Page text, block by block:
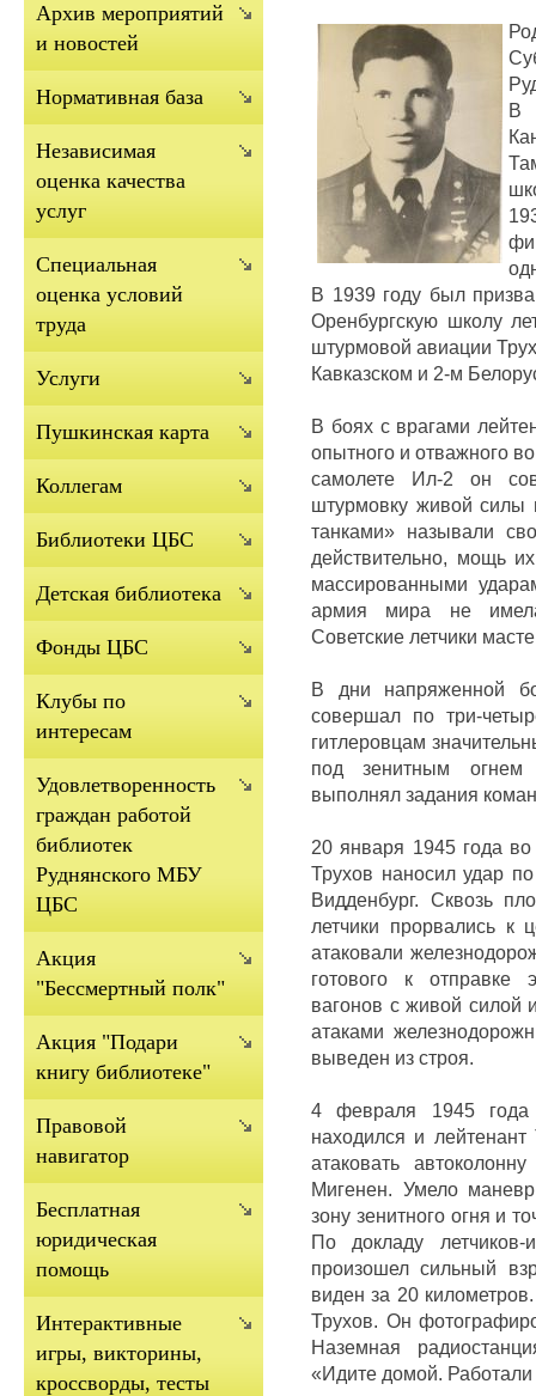
В
В 1939 году был
Оренбургскую школу
штурмовой авиации
Кавказском и 2-м
В боях с врагами
опытного и отважного
самолете Ил-2 он
штурмовку живой силы
танками» называли
действительно, мощь
массированными
армия мира не
Советские летчики
В дни напряженной
совершал по три-
гитлеровцам
под зенитным огнем
выполнял задания
20 января 1945 года
Трухов наносил удар
Видденбург. Сквозь
летчики прорвались к
атаковали
готового к отправке
вагонов с живой силой
атаками
выведен из строя.
4 февраля 1945 года
находился и
атаковать
Мигенен. Умело
зону зенитного огня и
По докладу летчиков-
произошел сильный
виден за 20
Трухов. Он
Наземная
«Идите домой.
Архив мероприятий
и новостей
Нормативная база
Независимая
оценка качества
услуг
Cпециальная
оценка условий
труда
Услуги
Пушкинская карта
Коллегам
Библиотеки ЦБС
Детская библиотека
Фонды ЦБС
Клубы по
интересам
Удовлетворенность
граждан работой
библиотек
Руднянского МБУ
ЦБС
Акция
"Бессмертный полк"
Акция "Подари
книгу библиотеке"
Правовой
навигатор
Бесплатная
юридическая
помощь
Интерактивные
игры, викторины,
кроссворды, тесты